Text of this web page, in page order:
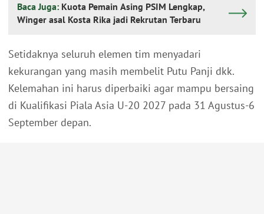
Baca Juga: Kuota Pemain Asing PSIM Lengkap,
Winger asal Kosta Rika jadi Rekrutan Terbaru
Setidaknya seluruh elemen tim menyadari
kekurangan yang masih membelit Putu Panji dkk.
Kelemahan ini harus diperbaiki agar mampu bersaing
di Kualifikasi Piala Asia U-20 2027 pada 31 Agustus-6
September depan.